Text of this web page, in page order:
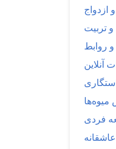
ازدواج
و تربیت
و روابط
آنلاین
میوه‌ها
فردی